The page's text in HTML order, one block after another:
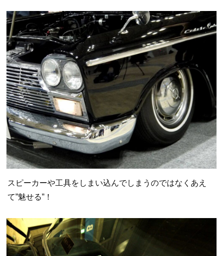
スピーカーや工具をしまい込んでしまうのではなくあえ
て”魅せる”！